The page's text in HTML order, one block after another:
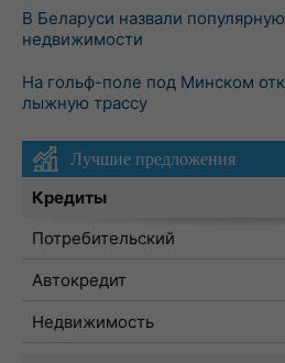
В Беларуси назвали
недвижимости
На гольф-поле под Минском
лыжную трассу
Лучшие предложения
Кредиты
Потребительский
Автокредит
Недвижимость